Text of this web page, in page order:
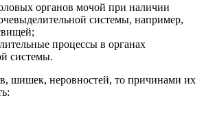
органов мочой при наличии
системы, например,
процессы в органах
системы.
шишек, неровностей, то причинами их